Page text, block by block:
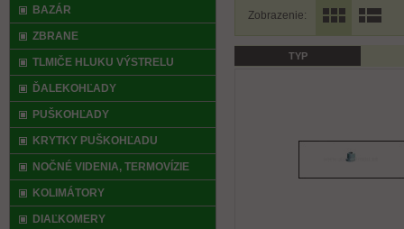
Zobrazenie:
TYPLetná akcia
BAZÁR
ZBRANE
TLMIČE HLUKU VÝSTRELU
ĎALEKOHĽADY
PUŠKOHĽADY
KRYTKY PUŠKOHĽADU
NOČNÉ VIDENIA, TERMOVÍZIE
KOLIMÁTORY
DIAĽKOMERY